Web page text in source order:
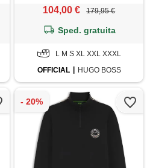
chiaro
104,00 € 179,95 €
Sped. gratuita
L M S XL XXL XXXL
OFFICIAL
HUGO BOSS